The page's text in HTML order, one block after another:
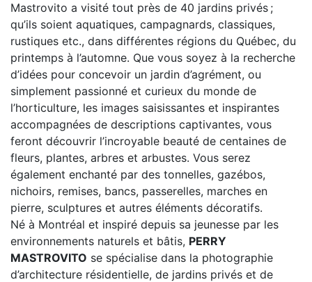
Mastrovito a visité tout près de 40 jardins privés ;
qu’ils soient aquatiques, campagnards, classiques,
rustiques etc., dans différentes régions du Québec, du
printemps à l’automne. Que vous soyez à la recherche
d’idées pour concevoir un jardin d’agrément, ou
simplement passionné et curieux du monde de
l’horticulture, les images saisissantes et inspirantes
accompagnées de descriptions captivantes, vous
feront découvrir l’incroyable beauté de centaines de
fleurs, plantes, arbres et arbustes. Vous serez
également enchanté par des tonnelles, gazébos,
nichoirs, remises, bancs, passerelles, marches en
pierre, sculptures et autres éléments décoratifs.
Né à Montréal et inspiré depuis sa jeunesse par les
environnements naturels et bâtis, PERRY
MASTROVITO se spécialise dans la photographie
d’architecture résidentielle, de jardins privés et de